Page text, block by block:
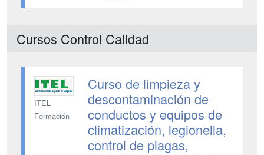
Cursos Control Calidad
ITEL
Formación
Curso de limpieza y
descontaminación de
conductos y equipos de
climatización, legionella,
control de plagas,